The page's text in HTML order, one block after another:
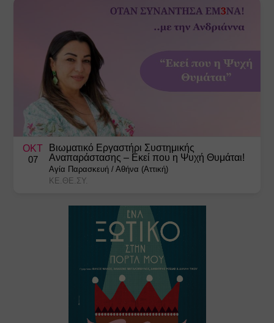
ΟΚΤ
07
Βιωματικό Εργαστήρι Συστημικής
Αναπαράστασης – Εκεί που η Ψυχή Θυμάται!
Αγία Παρασκευή /Αθήνα (Αττική)
ΚΕ.ΘΕ.ΣΥ.